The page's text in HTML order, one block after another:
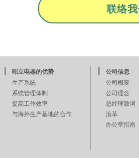
联络
昭立电器的优势
生产系统
系统管理体制
提高工作效率
与海外生产基地的合作
公司信息
公司概要
公司理念
总经理致词
沿革
办公室指南